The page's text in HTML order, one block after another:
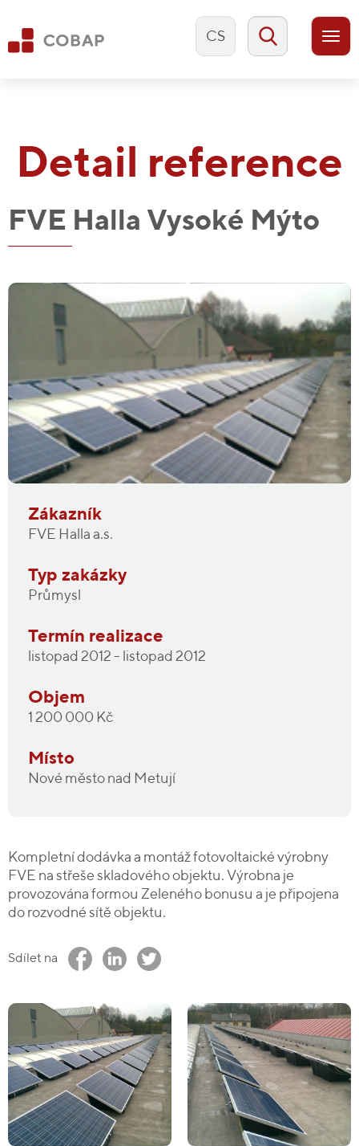
CS
Detail reference
FVE Halla Vysoké Mýto
Zákazník
FVE Halla a.s.
Typ zakázky
Průmysl
Termín realizace
listopad 2012 - listopad 2012
Objem
1 200 000 Kč
Místo
Nové město nad Metují
Kompletní dodávka a montáž fotovoltaické výrobny
FVE na střeše skladového objektu. Výrobna je
provozována formou Zeleného bonusu a je připojena
do rozvodné sítě objektu.
Sdílet na